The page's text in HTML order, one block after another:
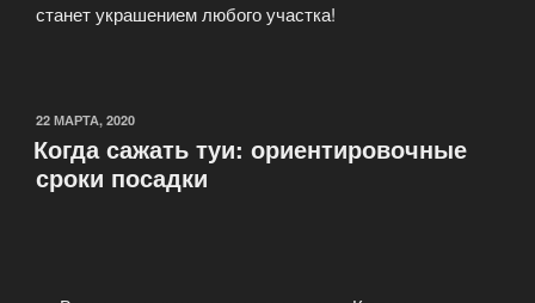
станет украшением любого участка!
22 МАРТА, 2020
Когда сажать туи: ориентировочные
сроки посадки